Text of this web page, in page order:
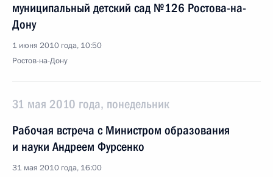
муниципальный детский сад №126 Ростова-на-
Дону
1 июня 2010 года, 10:50
Ростов-на-Дону
31 мая 2010 года, понедельник
Рабочая встреча с Министром образования
и науки Андреем Фурсенко
31 мая 2010 года, 16:00